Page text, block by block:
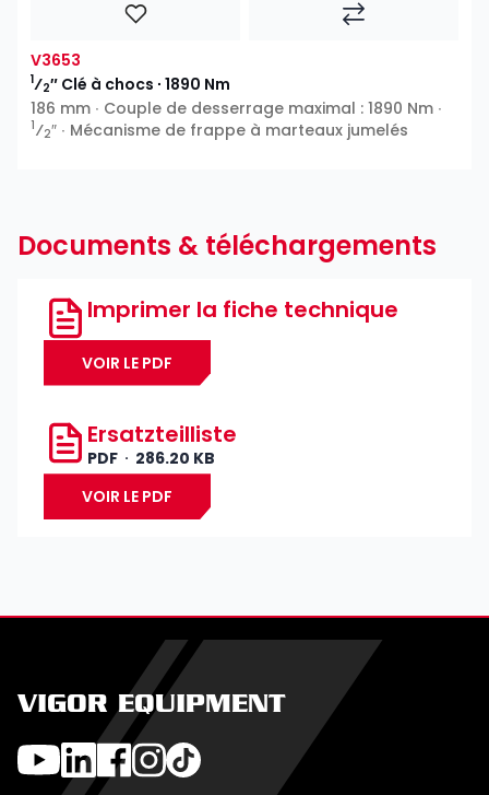
V3653
1⁄2″ Clé à chocs ∙ 1890 Nm
186 mm ∙ Couple de desserrage maximal : 1890 Nm ∙
1⁄2″ ∙ Mécanisme de frappe à marteaux jumelés
Documents & téléchargements
Imprimer la fiche technique
VOIR LE PDF
Ersatzteilliste
PDF
286.20 KB
VOIR LE PDF
VIGOR EQUIPMENT